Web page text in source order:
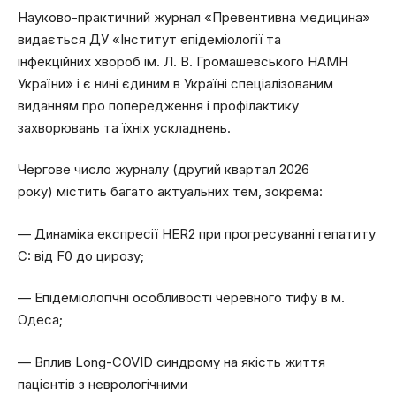
Науково-практичний журнал «Превентивна медицина»
видається ДУ «Інститут епідеміології та
інфекційних хвороб ім. Л. В. Громашевського НАМН
України» і є нині єдиним в Україні спеціалізованим
виданням про попередження і профілактику
захворювань та їхніх ускладнень.
Чергове число журналу (другий квартал 2026
року) містить багато актуальних тем, зокрема:
— Динаміка експресії HER2 при прогресуванні гепатиту
C: від F0 до цирозу;
— Епідеміологічні особливості черевного тифу в м.
Одеса;
— Вплив Long-COVID синдрому на якість життя
пацієнтів з неврологічними